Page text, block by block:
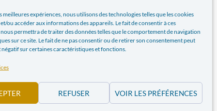
meilleures expériences, nous utilisons des technologies telles que les cookies
ou accéder aux informations des appareils. Le fait de consentir à ces
permettra de traiter des données telles que le comportement de navigation
sur ce site. Le fait de ne pas consentir ou de retirer son consentement peut
sur certaines caractéristiques et fonctions.
REFUSER VOIR LES PRÉFÉRENCES
agir depuis Namur
Une conférence pour
comprendre et agir ​​À Watsa, en
RD Congo de nombreux enfants